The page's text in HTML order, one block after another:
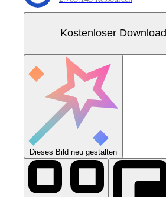
Kostenloser Download
Dieses Bild neu gestalten